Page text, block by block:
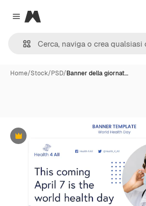
Close menu
Magnific
Home/Stock/PSD/Banner della giornat…
Premium